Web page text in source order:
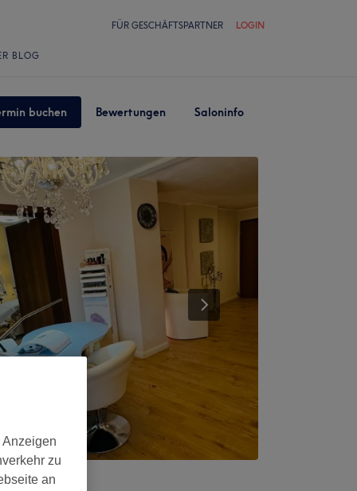
FÜR GESCHÄFTSPARTNER LOGIN
BLOG
buchen Bewertungen Saloninfo
zu
an